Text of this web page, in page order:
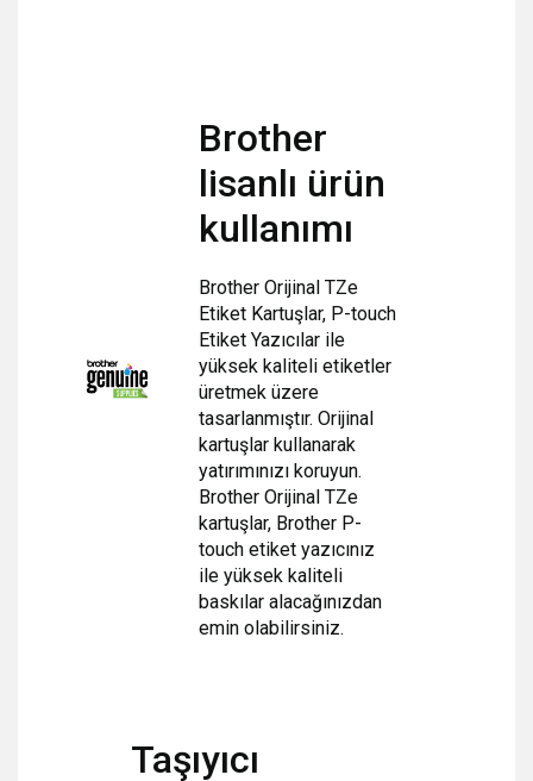
Brother
lisanlı ürün
kullanımı
Brother Orijinal TZe
Etiket Kartuşlar, P-touch
Etiket Yazıcılar ile
yüksek kaliteli etiketler
üretmek üzere
tasarlanmıştır. Orijinal
kartuşlar kullanarak
yatırımınızı koruyun.
Brother Orijinal TZe
kartuşlar, Brother P-
touch etiket yazıcınız
ile yüksek kaliteli
baskılar alacağınızdan
emin olabilirsiniz.
Taşıyıcı